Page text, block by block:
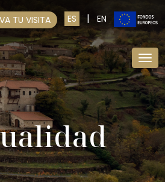
TU VISITA ES | EN